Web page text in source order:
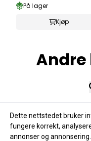
På lager
Kjøp
Andre
Dette nettstedet bruker
fungere korrekt,
annonser og annonsering.